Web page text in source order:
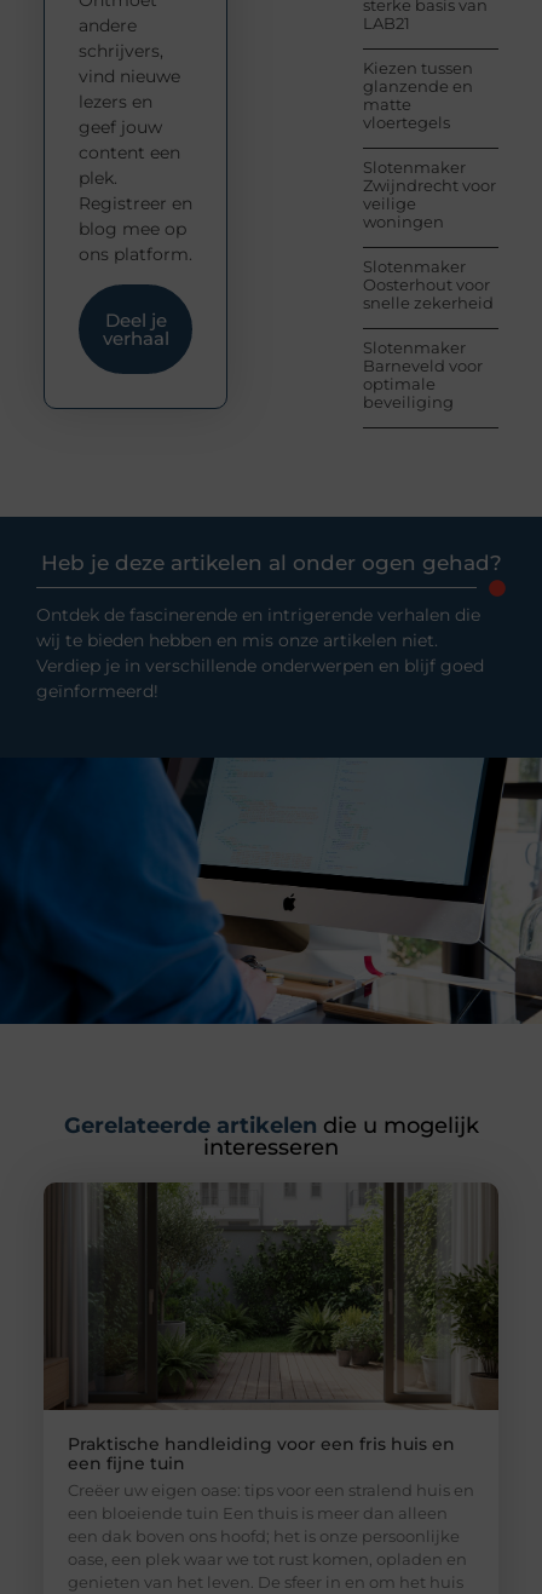
sterke basis van
LAB21
Kiezen tussen
glanzende en
matte
vloertegels
Slotenmaker
Zwijndrecht voor
veilige
woningen
Slotenmaker
Oosterhout voor
snelle zekerheid
Slotenmaker
Barneveld voor
optimale
beveiliging
andere
schrijvers,
vind nieuwe
lezers en
geef jouw
content een
plek.
Registreer en
blog mee op
ons platform.
Deel je
verhaal
Heb je deze artikelen al onder ogen gehad?
Ontdek de fascinerende en intrigerende verhalen die
wij te bieden hebben en mis onze artikelen niet.
Verdiep je in verschillende onderwerpen en blijf goed
geïnformeerd!
Gerelateerde artikelen die u mogelijk
interesseren
Praktische handleiding voor een fris huis en
een fijne tuin
Creëer uw eigen oase: tips voor een stralend huis en
een bloeiende tuin Een thuis is meer dan alleen
een dak boven ons hoofd; het is onze persoonlijke
oase, een plek waar we tot rust komen, opladen en
genieten van het leven. De sfeer in en om het huis